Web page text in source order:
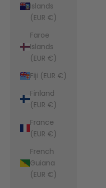
Islands
(EUR €)
Faroe
Islands
(EUR €)
Fiji (EUR €)
Finland
(EUR €)
France
(EUR €)
French
Guiana
(EUR €)